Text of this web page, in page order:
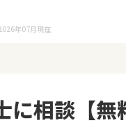
年07月現在
に相談【無